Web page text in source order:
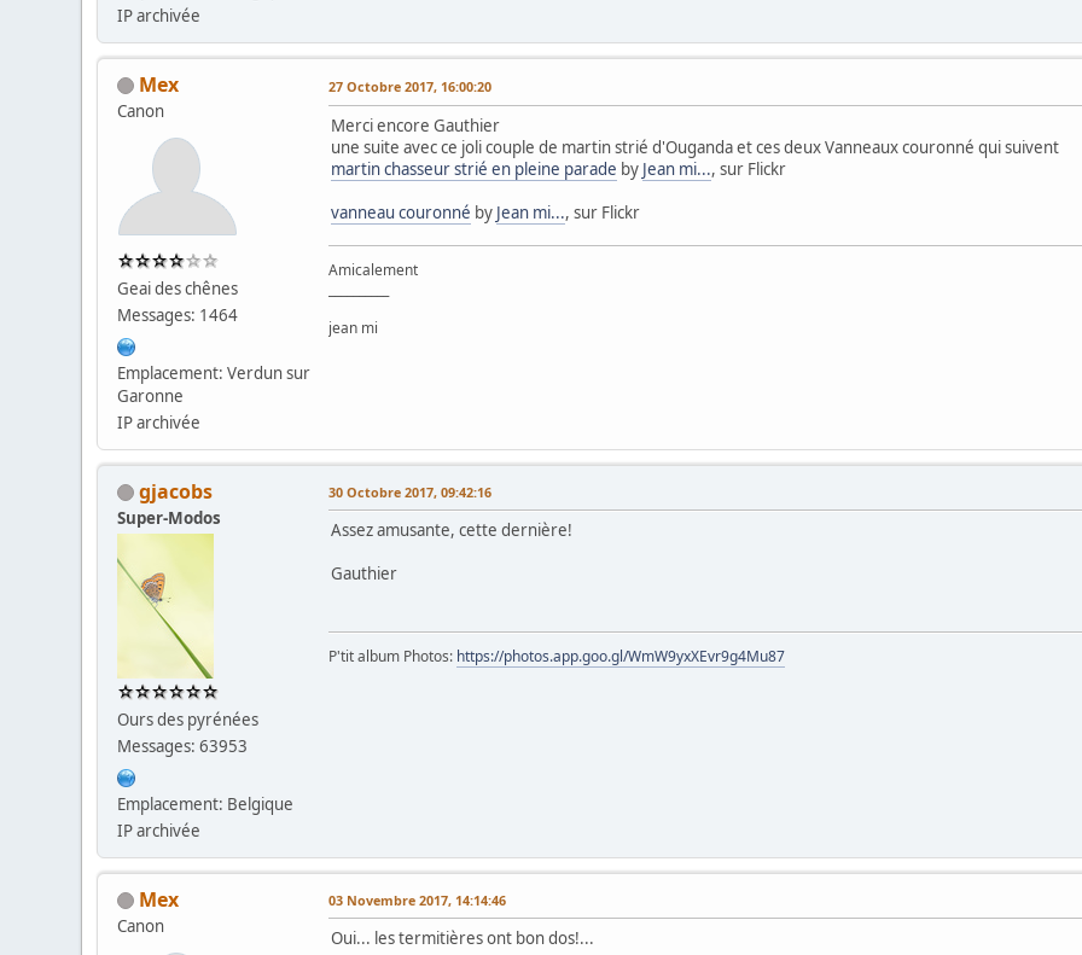
IP archivée
Mex
Canon
Geai des chênes
Messages: 1464
Emplacement: Verdun sur
Garonne
IP archivée
27 Octobre 2017, 16:00:20
Merci encore Gauthier
une suite avec ce joli couple de martin strié d'Ouganda et ces deux Vanneaux couronné qui suivent
martin chasseur strié en pleine parade by Jean mi..., sur Flickr
vanneau couronné by Jean mi..., sur Flickr
Amicalement
jean mi
gjacobs
Super-Modos
Ours des pyrénées
Messages: 63953
Emplacement: Belgique
IP archivée
30 Octobre 2017, 09:42:16
Assez amusante, cette dernière!
Gauthier
P'tit album Photos: https://photos.app.goo.gl/WmW9yxXEvr9g4Mu87
Mex
Canon
03 Novembre 2017, 14:14:46
Oui... les termitières ont bon dos!...